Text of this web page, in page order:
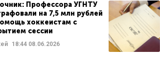
Профессора УГНТУ
на 7,5 млн рублей
хоккеистам с
сессии
18:4408.06.2026